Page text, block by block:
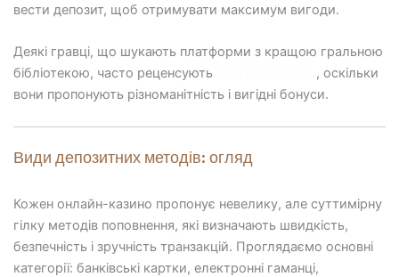
вести депозит, щоб отримувати максимум вигоди.
Деякі гравці, що шукають платформи з кращою гральною
бібліотекою, часто реценсують
, оскільки
вони пропонують різноманітність і вигідні бонуси.
Види депозитних методів: огляд
Кожен онлайн-казино пропонує невелику, але суттимірну
гілку методів поповнення, які визначають швидкість,
безпечність і зручність транзакцій. Проглядаємо основні
категорії: банківські картки, електронні гаманці,